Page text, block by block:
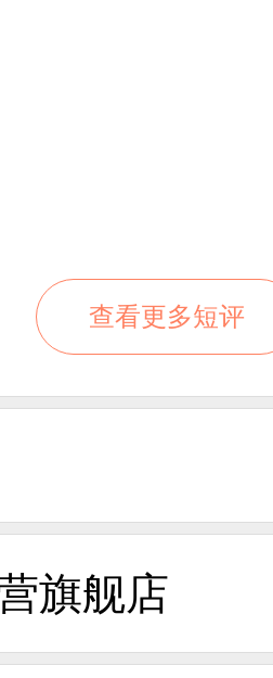
查看更多短评
旗舰店